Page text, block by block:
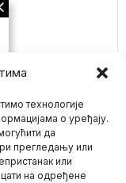
технологије
о уређају.
да
прегледању или
или
на одређене